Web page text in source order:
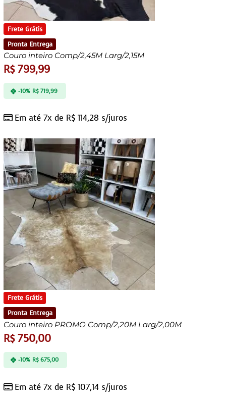
Frete Grátis
Pronta Entrega
Couro inteiro Comp/2,45M Larg/2,15M
R$799,99
Em até 7x de R$ 114,28 s/juros
-10% R$719,99
Frete Grátis
Pronta Entrega
Couro inteiro PROMO Comp/2,20M Larg/2,00M
R$750,00
Em até 7x de R$ 107,14 s/juros
-10% R$675,00